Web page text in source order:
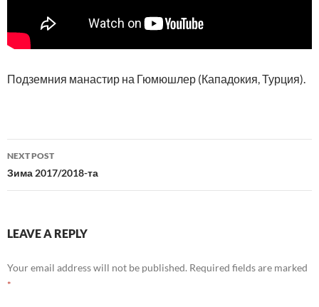
Подземния манастир на Гюмюшлер (Кападокия, Турция).
Post
navigation
NEXT POST
Зима 2017/2018-та
LEAVE A REPLY
Your email address will not be published. Required fields are marked
*